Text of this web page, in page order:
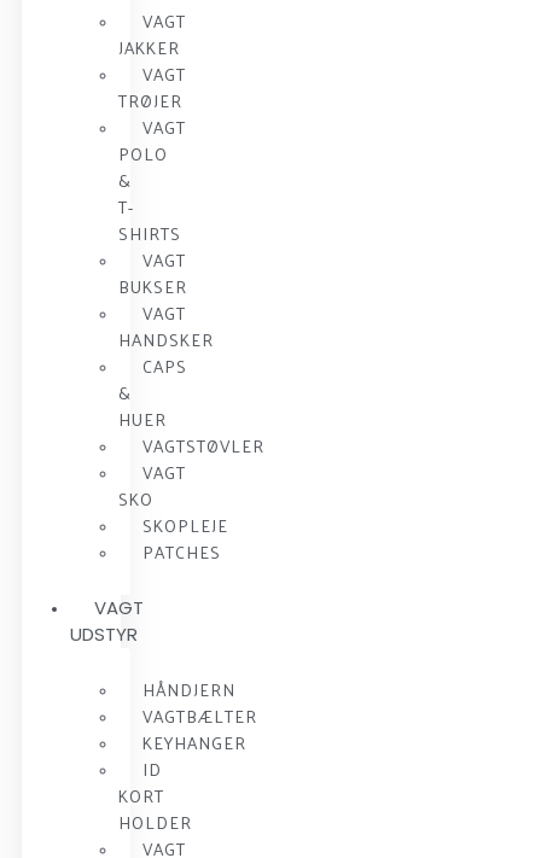
VAGT
JAKKER
VAGT
TRØJER
VAGT
POLO
&
T-
SHIRTS
VAGT
BUKSER
VAGT
HANDSKER
CAPS
&
HUER
VAGTSTØVLER
VAGT
SKO
SKOPLEJE
PATCHES
VAGT
UDSTYR
HÅNDJERN
VAGTBÆLTER
KEYHANGER
ID
KORT
HOLDER
VAGT